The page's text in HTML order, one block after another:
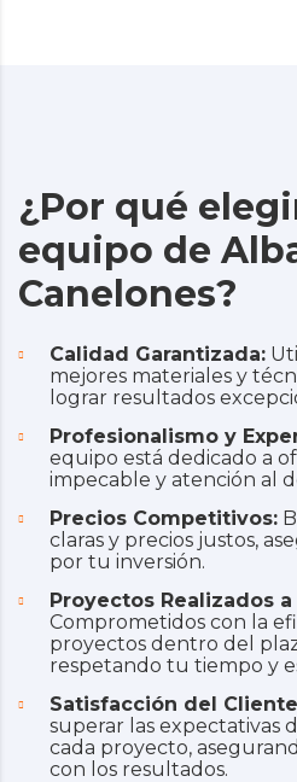
¿Por qué
equipo de
Canelones?
Calidad Garantizada:
mejores materiales y
lograr resultados
Profesionalismo y
equipo está dedicado a
impecable y atención al
Precios Competitivos:
claras y precios justos,
por tu inversión.
Proyectos Realizados
Comprometidos con la
proyectos dentro del
respetando tu tiempo y
Satisfacción del
superar las expectativas
cada proyecto,
con los resultados.